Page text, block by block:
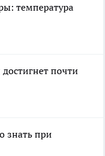
температура
почти
знать при